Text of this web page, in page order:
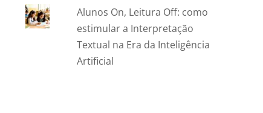
Alunos On, Leitura Off: como
estimular a Interpretação
Textual na Era da Inteligência
Artificial